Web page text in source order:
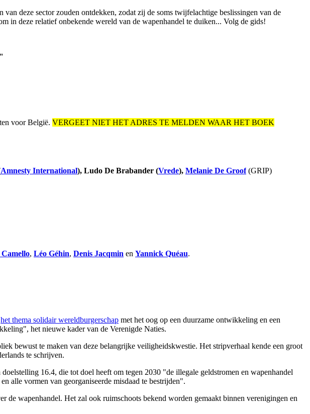
deze sector zouden ontdekken, zodat zij de soms twijfelachtige beslissingen van de
in deze relatief onbekende wereld van de wapenhandel te duiken... Volg de gids!
"
voor België. VERGEET NIET HET ADRES TE MELDEN WAAR HET BOEK
Amnesty International), Ludo De Brabander (Vrede), Melanie De Groof (GRIP)
, Léo Géhin, Denis Jacqmin en Yannick Quéau.
het thema solidair wereldburgerschap met het oog op een duurzame ontwikkeling en een
het nieuwe kader van de Verenigde Naties.
bewust te maken van deze belangrijke veiligheidskwestie. Het stripverhaal kende een groot
te schrijven.
16.4, die tot doel heeft om tegen 2030 "de illegale geldstromen en wapenhandel
alle vormen van georganiseerde misdaad te bestrijden".
de wapenhandel. Het zal ook ruimschoots bekend worden gemaakt binnen verenigingen en